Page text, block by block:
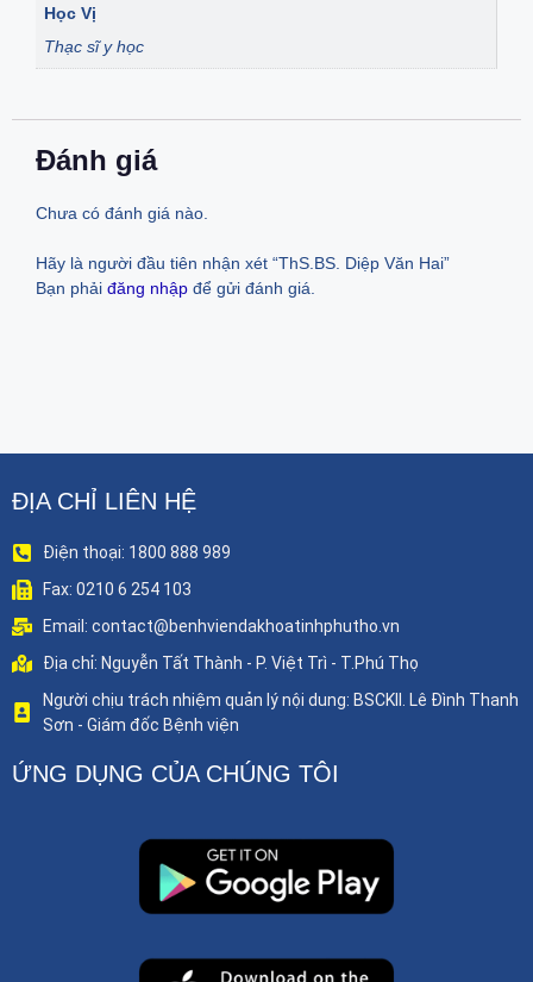
Học Vị
Thạc sĩ y học
Đánh giá
Chưa có đánh giá nào.
Hãy là người đầu tiên nhận xét “ThS.BS. Diệp Văn Hai”
Bạn phải đăng nhập để gửi đánh giá.
ĐỊA CHỈ LIÊN HỆ
Điện thoại: 1800 888 989
Fax: 0210 6 254 103
Email: contact@benhviendakhoatinhphutho.vn
Địa chỉ: Nguyễn Tất Thành - P. Việt Trì - T.Phú Thọ
Người chịu trách nhiệm quản lý nội dung: BSCKII. Lê Đình Thanh
Sơn - Giám đốc Bệnh viện
ỨNG DỤNG CỦA CHÚNG TÔI